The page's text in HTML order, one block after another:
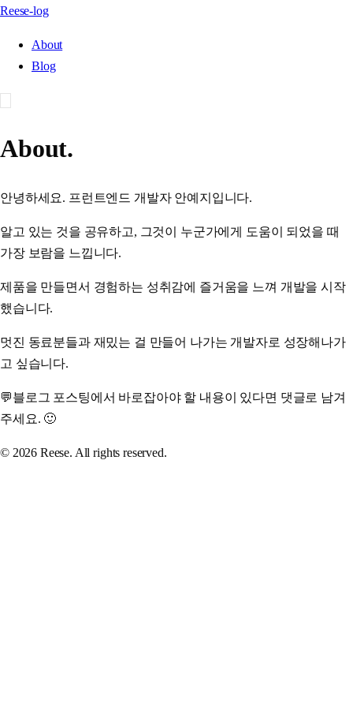
Reese-log
About
Blog
About.
안녕하세요. 프런트엔드 개발자 안예지입니다.
알고 있는 것을 공유하고, 그것이 누군가에게 도움이 되었을 때
가장 보람을 느낍니다.
제품을 만들면서 경험하는 성취감에 즐거움을 느껴 개발을 시작
했습니다.
멋진 동료분들과 재밌는 걸 만들어 나가는 개발자로 성장해나가
고 싶습니다.
💬블로그 포스팅에서 바로잡아야 할 내용이 있다면 댓글로 남겨
주세요. 🙂
© 2026 Reese. All rights reserved.